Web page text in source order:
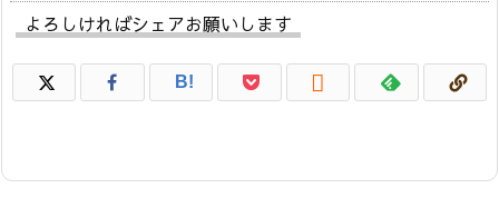
よろしければシェアお願いします
B! 